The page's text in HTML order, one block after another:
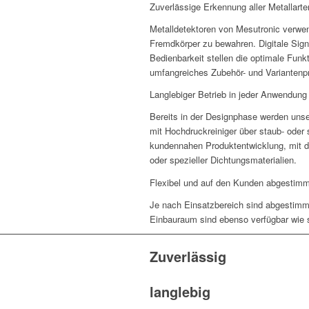
Zuverlässige Erkennung aller
Metalldetektoren von Mesutronic
Fremdkörper zu bewahren. Digitale
Bedienbarkeit stellen die optimale
umfangreiches Zubehör- und
Langlebiger Betrieb in jeder Anwendung
Bereits in der Designphase werden
mit Hochdruckreiniger über staub-
kundennahen Produktentwicklung, mit
oder spezieller Dichtungsmaterialien.
Flexibel und auf den Kunden
Je nach Einsatzbereich sind
Einbauraum sind ebenso verfügbar
Zuverlässig
langlebig